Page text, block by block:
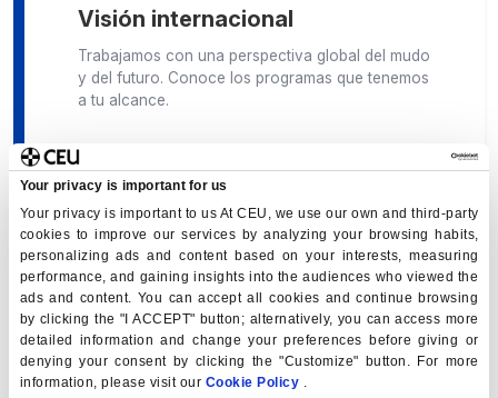
Your privacy is important for us
Your privacy is important to us At CEU, we use our own and third-party
cookies to improve our services by analyzing your browsing habits,
personalizing ads and content based on your interests, measuring
performance, and gaining insights into the audiences who viewed the
ads and content. You can accept all cookies and continue browsing
by clicking the "I ACCEPT" button; alternatively, you can access more
detailed information and change your preferences before giving or
denying your consent by clicking the "Customize" button. For more
information, please visit our Cookie Policy .
Visión internacional
Trabajamos con una perspectiva global del mudo
y del futuro. Conoce los programas que tenemos
a tu alcance.
Estudios en el extranjero
Descubre nuestra oferta formativa,
certificaciones, diplomas, y amplía tus estudios
con una experiencia internacional.